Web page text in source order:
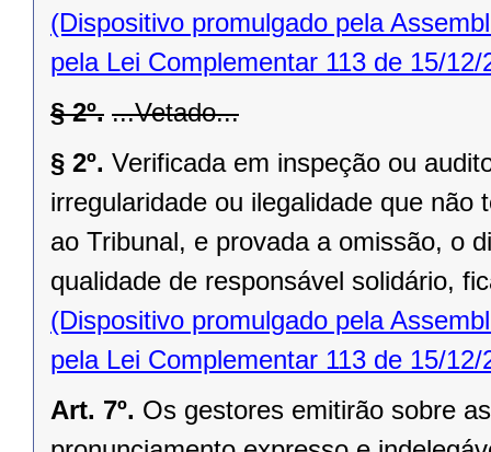
(Dispositivo promulgado pela
pela Lei Complementar 113 de 15/12/
§ 2º. ...Vetado...
§ 2º. Verificada em inspeção ou
irregularidade ou ilegalidade que
ao Tribunal, e provada a omissão, o
qualidade de responsável solidário,
(Dispositivo promulgado pela
pela Lei Complementar 113 de 15/12/
Art. 7º. Os gestores emitirão sobre